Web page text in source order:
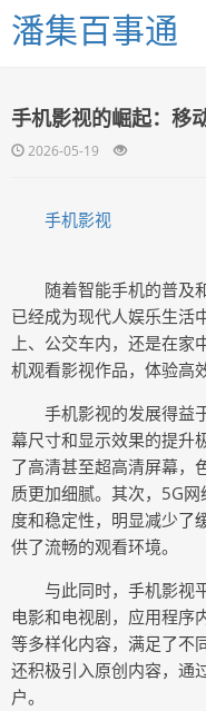
潘集百事通
手机影视的崛起：移
2026-05-19
手机影视
随着智能手机的普及
已经成为现代人娱乐生活
上、公交车内，还是在
机观看影视作品，体验高
手机影视的发展得益
幕尺寸和显示效果的提升
了高清甚至超高清屏幕，
质更加细腻。其次，5G
度和稳定性，明显减少了
供了流畅的观看环境。
与此同时，手机影视
电影和电视剧，应用程序
等多样化内容，满足了不
还积极引入原创内容，通
户。